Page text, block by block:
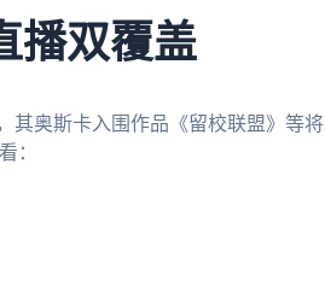
播双覆盖
其奥斯卡入围作品《留校联盟》等将
：